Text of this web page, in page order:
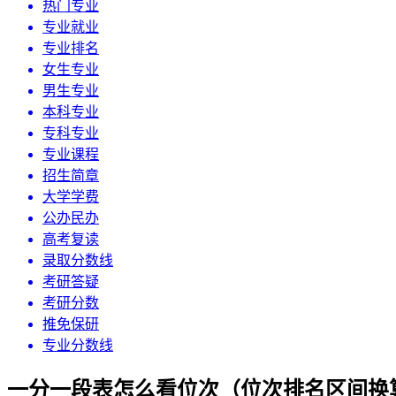
热门专业
专业就业
专业排名
女生专业
男生专业
本科专业
专科专业
专业课程
招生简章
大学学费
公办民办
高考复读
录取分数线
考研答疑
考研分数
推免保研
专业分数线
一分一段表怎么看位次（位次排名区间换